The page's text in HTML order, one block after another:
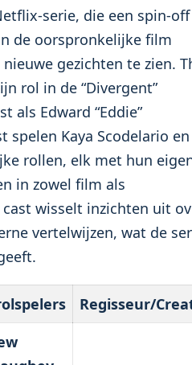
serie, die een spin-
de oorspronkelijke film
gezichten te zien.
rol in de “Divergent”
als Edward “Eddie”
spelen Kaya Scodelario en
rollen, elk met hun
in zowel film als
cast wisselt inzichten uit
vertelwijzen, wat de
Regisseur/